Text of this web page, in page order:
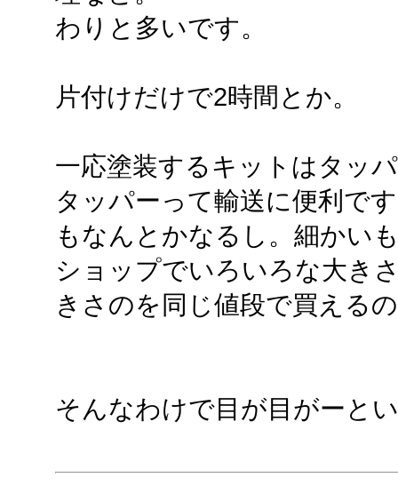
わりと多いです。
片付けだけで2時間とか。
一応塗装するキットはタッ
タッパーって輸送に便利で
もなんとかなるし。細かい
ショップでいろいろな大き
きさのを同じ値段で買える
そんなわけで目が目がーと